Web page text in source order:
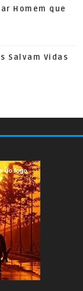
Homem que
Salvam Vidas